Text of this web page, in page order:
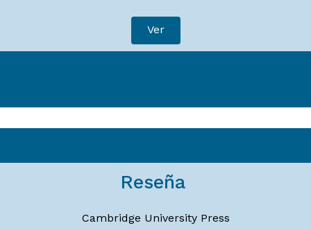
Ver
Reseña
Cambridge University Press